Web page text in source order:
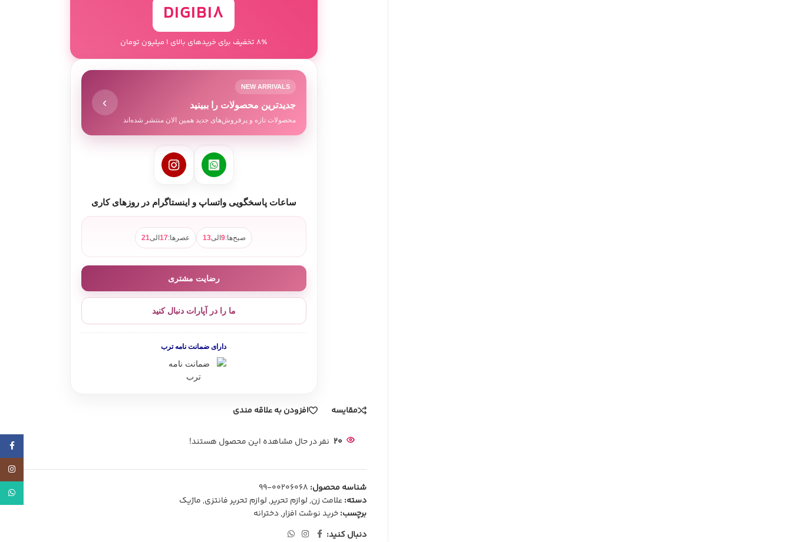
DIGIBI8
8٪ تخفیف برای خریدهای بالای 1 میلیون تومان
NEW ARRIVALS
جدیدترین محصولات را ببینید
محصولات تازه و پرفروش‌های جدید همین الان منتشر شده‌اند
›
ساعات پاسخگویی واتساپ و اینستاگرام در روزهای کاری
صبح‌ها:9 الی13 عصرها:17 الی21
رضایت مشتری
ما را در آپارات دنبال کنید
دارای ضمانت نامه ترب
مقایسه افزودن به علاقه مندی
20 نفر در حال مشاهده این محصول هستند!
شناسه محصول: 00206068-99
دسته:علامت زن,لوازم تحریر,لوازم تحریر فانتزی,ماژیک
برچسب:خرید نوشت افزار,دخترانه
دنبال کنید: